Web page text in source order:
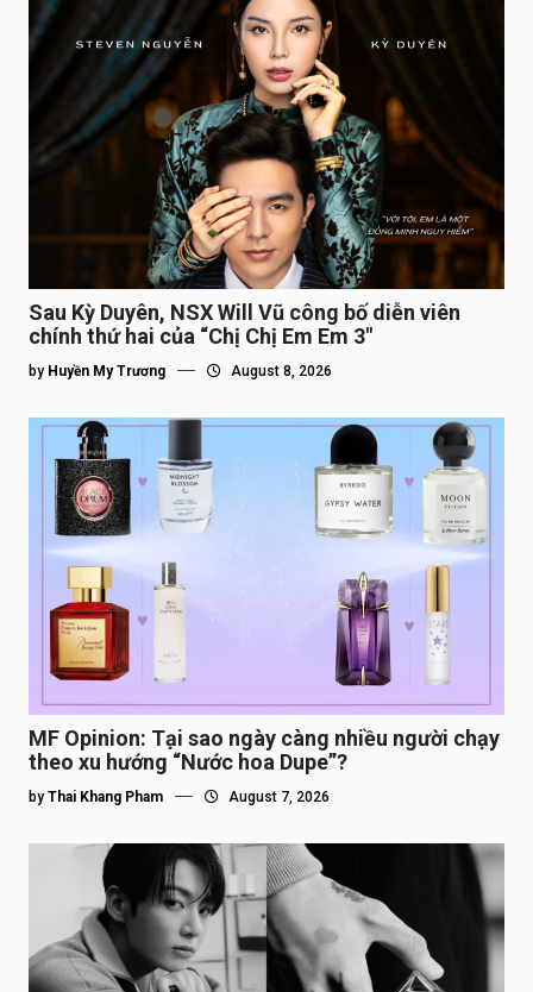
Sau Kỳ Duyên, NSX Will Vũ công bố diễn viên
chính thứ hai của “Chị Chị Em Em 3″
by Huyền My Trương August 8, 2026
MF Opinion: Tại sao ngày càng nhiều người chạy
theo xu hướng “Nước hoa Dupe”?
by Thai Khang Pham August 7, 2026